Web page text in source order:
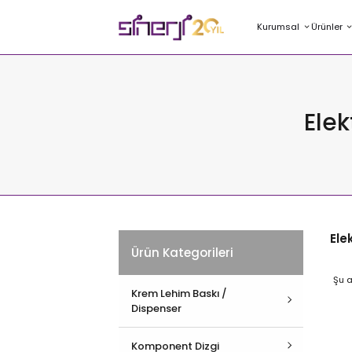
Kurumsal Ürünler
Ürün Kategorileri
Krem Lehim Baskı /
Dispenser
Hepsini İncele
Komponent Dizgi
Şu